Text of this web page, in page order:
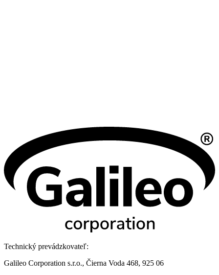
Technický prevádzkovateľ:
Galileo Corporation s.r.o., Čierna Voda 468, 925 06